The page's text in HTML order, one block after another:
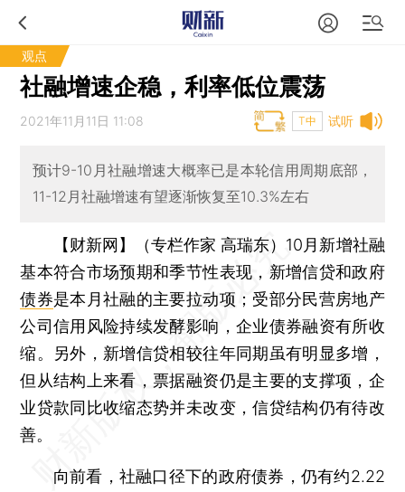
观点
社融增速企稳，利率低位震荡
试听
2021年11月11日 11:08 T中
预计9-10月社融增速大概率已是本轮信用周期底部，
11-12月社融增速有望逐渐恢复至10.3%左右
【财新网】（专栏作家 高瑞东） 10月新增社融
基本符合市场预期和季节性表现，新增信贷和政府
债券是本月社融的主要拉动项；受部分民营房地产
公司信用风险持续发酵影响，企业债券融资有所收
缩。另外，新增信贷相较往年同期虽有明显多增，
但从结构上来看，票据融资仍是主要的支撑项，企
业贷款同比收缩态势并未改变，信贷结构仍有待改
善。
向前看，社融口径下的政府债券，仍有约2.22